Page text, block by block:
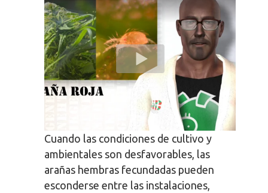
Cuando las condiciones de cultivo y
ambientales son desfavorables, las
arañas hembras fecundadas pueden
esconderse entre las instalaciones,